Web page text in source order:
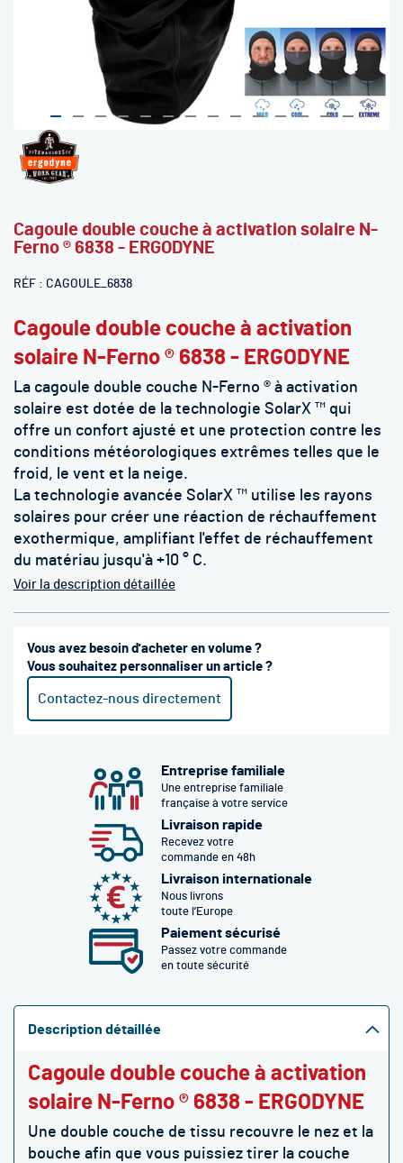
Cagoule double couche à activation solaire N-
Ferno ® 6838 - ERGODYNE
RÉF CAGOULE_6838
Cagoule double couche à activation
solaire N-Ferno ® 6838 - ERGODYNE
La cagoule double couche N-Ferno ® à activation
solaire est dotée de la technologie SolarX ™ qui
offre un confort ajusté et une protection contre les
conditions météorologiques extrêmes telles que le
froid, le vent et la neige.
La technologie avancée SolarX ™ utilise les rayons
solaires pour créer une réaction de réchauffement
exothermique, amplifiant l'effet de réchauffement
du matériau jusqu'à +10 ° C.
Voir la description détaillée
Vous avez besoin d'acheter en volume ?
Vous souhaitez personnaliser un article ?
Contactez-nous directement
Entreprise familiale
Une entreprise familiale
française à votre service
Livraison rapide
Recevez votre
commande en 48h
Livraison internationale
Nous livrons
toute l’Europe
Paiement sécurisé
Passez votre commande
en toute sécurité
Skip
to
of
the
images
gallery
Description détaillée
Cagoule double couche à activation
solaire N-Ferno ® 6838 - ERGODYNE
Une double couche de tissu recouvre le nez et la
bouche afin que vous puissiez tirer la couche